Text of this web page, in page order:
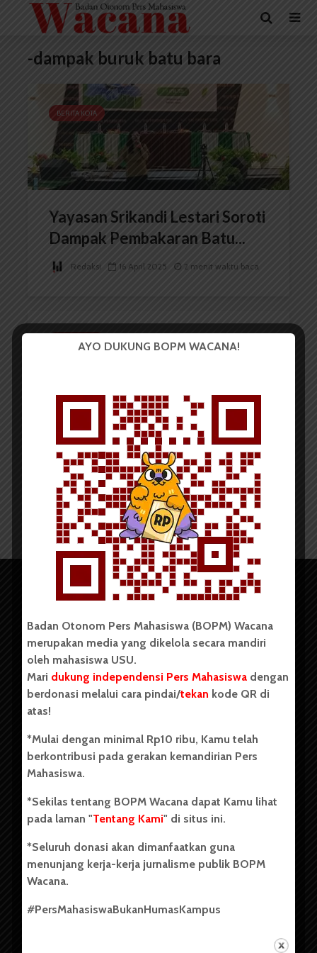
-dampak buruk batu bara
BERITA KOTA
Yayasan Srikandi Lestari Soroti
Dampak Pembakaran Batu...
Redaksi 16 April 2025 2 menit waktu baca
Pengoperasian PLTU
Redaksi 4 Agustus 2021 2 menit waktu baca
Copyright © 2023. All rights reserved BOPM WACANA.
Badan Otonom Pers Mahasiswa (BOPM) Wacana merupakan
pers mahasiswa yang berdiri di luar kampus dan dikelola
(USU). Sebelumnya BOPM Wacana merupakan salah satu
Unit Kegiatan Mahasiswa (UKM) di Universitas Sumatera
berdiri pada 1 Juli 1995.
Tentang Kami
AYO DUKUNG BOPM WACANA!
Badan Otonom Pers Mahasiswa (BOPM) Wacana
merupakan media yang dikelola secara mandiri
oleh mahasiswa USU.
Mari dukung independensi Pers Mahasiswa dengan
berdonasi melalui cara pindai/tekan kode QR di
atas!
*Mulai dengan minimal Rp10 ribu, Kamu telah
berkontribusi pada gerakan kemandirian Pers
Mahasiswa.
*Sekilas tentang BOPM Wacana dapat Kamu lihat
pada laman "Tentang Kami" di situs ini.
*Seluruh donasi akan dimanfaatkan guna
menunjang kerja-kerja jurnalisme publik BOPM
Wacana.
#PersMahasiswaBukanHumasKampus